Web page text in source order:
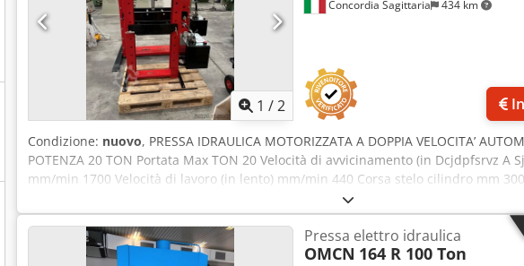
1 /2
Concordia Sagittaria 434 km
Condizione: nuovo, PRESSA IDRAULICA MOTORIZZATA A DOPPIA VELOCITA’
POTENZA 20 TON Portata Max TON 20 Velocità di avvicinamento (in Dcjdpfsrvz A
mm/min 1700 Velocità di lavoro (in lento) mm/min 440 Corsa stelo cilindro mm
mm 45 Diametro codolo mm M14 Capacità del serbatoio litri 30 Pressione Max bar
Frequenza Hz 50-60 Potenza Motore kW 1,5 Corrente Max assorbita A 3,8 Peso Kg
Pressa elettro idraulica
OMCN 164 R 100 Ton